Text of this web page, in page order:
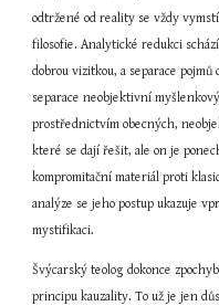
odtržené od reality se vždy
filosofie. Analytické redukci
dobrou vizitkou, a separace
separace neobjektivní
prostřednictvím obecných,
které se dají řešit, ale on je
kompromitační materiál proti
analýze se jeho postup ukazuje
mystifikaci.
Švýcarský teolog dokonce
principu kauzality. To už je jen